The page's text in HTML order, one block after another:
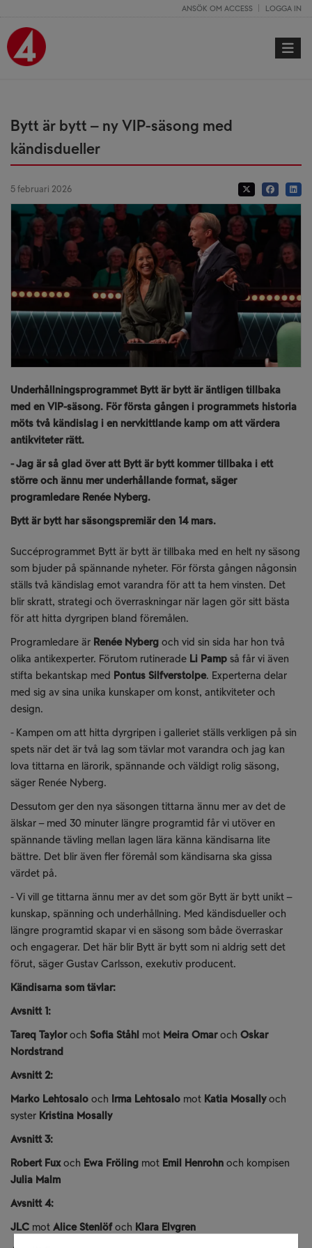
ANSÖK OM ACCESS LOGGA IN
Toggle
Bytt är bytt – ny VIP-säsong med
kändisdueller
5 februari 2026
Underhållningsprogrammet Bytt är bytt är äntligen tillbaka
med en VIP-säsong. För första gången i programmets historia
möts två kändislag i en nervkittlande kamp om att värdera
antikviteter rätt.
- Jag är så glad över att Bytt är bytt kommer tillbaka i ett
större och ännu mer underhållande format, säger
programledare Renée Nyberg.
Bytt är bytt har säsongspremiär den 14 mars.
Succéprogrammet Bytt är bytt är tillbaka med en helt ny säsong
som bjuder på spännande nyheter. För första gången någonsin
ställs två kändislag emot varandra för att ta hem vinsten. Det
blir skratt, strategi och överraskningar när lagen gör sitt bästa
för att hitta dyrgripen bland föremålen.
Programledare är Renée Nyberg och vid sin sida har hon två
olika antikexperter. Förutom rutinerade Li Pamp så får vi även
stifta bekantskap med Pontus Silfverstolpe. Experterna delar
med sig av sina unika kunskaper om konst, antikviteter och
design.
- Kampen om att hitta dyrgripen i galleriet ställs verkligen på sin
spets när det är två lag som tävlar mot varandra och jag kan
lova tittarna en lärorik, spännande och väldigt rolig säsong,
säger Renée Nyberg.
Dessutom ger den nya säsongen tittarna ännu mer av det de
älskar – med 30 minuter längre programtid får vi utöver en
spännande tävling mellan lagen lära känna kändisarna lite
bättre. Det blir även fler föremål som kändisarna ska gissa
värdet på.
- Vi vill ge tittarna ännu mer av det som gör Bytt är bytt unikt –
kunskap, spänning och underhållning. Med kändisdueller och
längre programtid skapar vi en säsong som både överraskar
och engagerar. Det här blir Bytt är bytt som ni aldrig sett det
förut, säger Gustav Carlsson, exekutiv producent.
Kändisarna som tävlar:
Avsnitt 1:
Tareq Tayloroch Sofia Ståhl mot Meira Omaroch Oskar
Nordstrand
Avsnitt 2:
Marko Lehtosalo och Irma Lehtosalo mot Katia Mosallyoch
syster Kristina Mosally
Avsnitt 3:
Robert Fuxoch Ewa Fröling mot Emil Henrohn och kompisen
Julia Malm
Avsnitt 4:
JLC mot Alice Stenlöfoch Klara Elvgren